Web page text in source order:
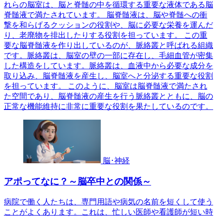
れらの脳室は、脳と脊髄の中を循環する重要な液体である脳
脊髄液で満たされています。 脳脊髄液は、脳や脊髄への衝
撃を和らげるクッションの役割や、脳に必要な栄養を運んだ
り、老廃物を排出したりする役割を担っています。 この重
要な脳脊髄液を作り出しているのが、脈絡叢と呼ばれる組織
です。脈絡叢は、脳室の壁の一部に存在し、毛細血管が密集
した構造をしています。脈絡叢は、血液中から必要な成分を
取り込み、脳脊髄液を産生し、脳室へと分泌する重要な役割
を担っています。 このように、脳室は脳脊髄液で満たされ
た空間であり、脳脊髄液の産生を行う脈絡叢とともに、脳の
正常な機能維持に非常に重要な役割を果たしているのです。
脳･神経
アポってなに？～脳卒中との関係～
病院で働く人たちは、専門用語や病気の名前を短くして使う
ことがよくあります。これは、忙しい医師や看護師が短い時